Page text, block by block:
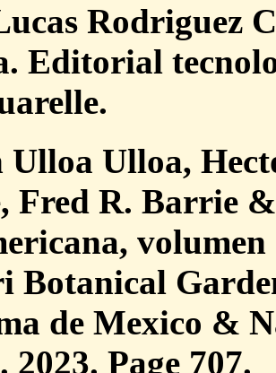
Rodriguez
Editorial
Ulloa Ulloa,
Fred R. Barrie
Botanical
de Mexico &
Page 707.